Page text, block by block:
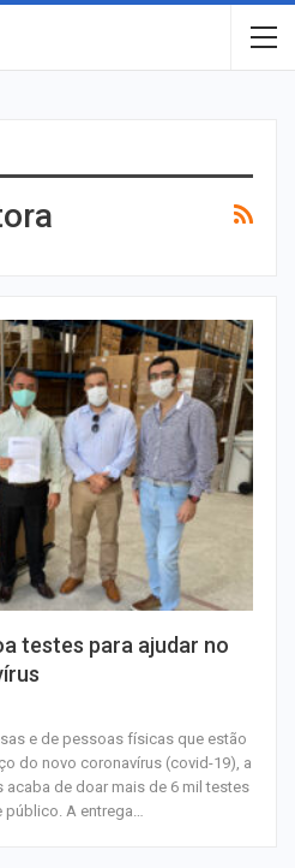
testes para ajudar no
e de pessoas físicas que estão
do novo coronavírus (covid-19), a
acaba de doar mais de 6 mil testes
A entrega…